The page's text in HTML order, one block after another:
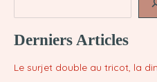
!
Derniers Articles
Le surjet double au tricot, la